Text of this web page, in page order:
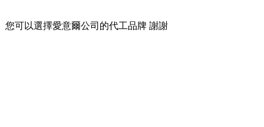
您可以選擇愛意爾公司的代工品牌 謝謝